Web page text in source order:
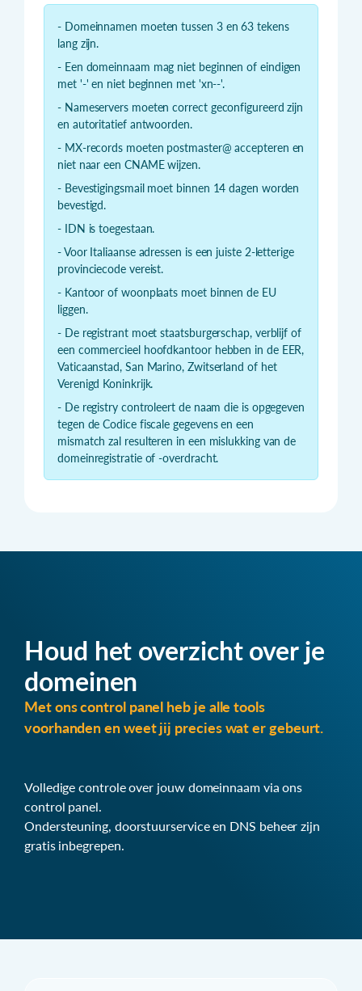
- Domeinnamen moeten tussen 3 en 63 tekens
lang zijn.
- Een domeinnaam mag niet beginnen of eindigen
met '-' en niet beginnen met 'xn--'.
- Nameservers moeten correct geconfigureerd zijn
en autoritatief antwoorden.
- MX-records moeten postmaster@ accepteren en
niet naar een CNAME wijzen.
- Bevestigingsmail moet binnen 14 dagen worden
bevestigd.
- IDN is toegestaan.
- Voor Italiaanse adressen is een juiste 2-letterige
provinciecode vereist.
- Kantoor of woonplaats moet binnen de EU
liggen.
- De registrant moet staatsburgerschap, verblijf of
een commercieel hoofdkantoor hebben in de EER,
Vaticaanstad, San Marino, Zwitserland of het
Verenigd Koninkrijk.
- De registry controleert de naam die is opgegeven
tegen de Codice fiscale gegevens en een
mismatch zal resulteren in een mislukking van de
domeinregistratie of -overdracht.
Houd het overzicht over je
domeinen
Met ons control panel heb je alle tools
voorhanden en weet jij precies wat er gebeurt.
Volledige controle over jouw domeinnaam via ons
control panel.
Ondersteuning, doorstuurservice en DNS beheer zijn
gratis inbegrepen.